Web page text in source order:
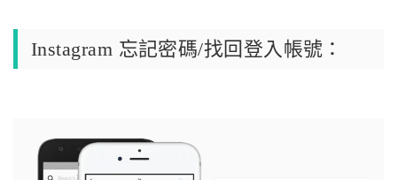
Instagram 忘記密碼/找回登入帳號：